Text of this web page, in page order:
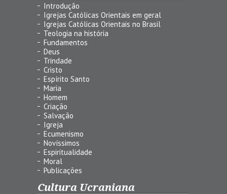
Introdução
Igrejas Católicas Orientais em geral
Igrejas Católicas Orientais no Brasil
Teologia na história
Fundamentos
Deus
Trindade
Cristo
Espírito Santo
Maria
Homem
Criação
Salvação
Igreja
Ecumenismo
Novíssimos
Espiritualidade
Moral
Publicações
Cultura Ucraniana